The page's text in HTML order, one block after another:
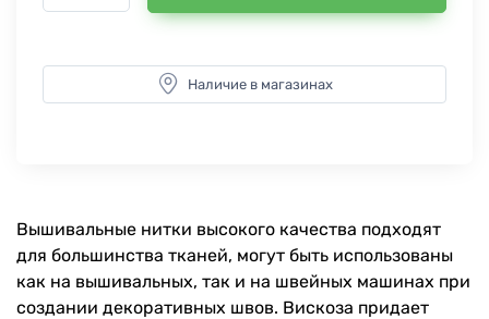
Наличие в магазинах
Вышивальные нитки высокого качества подходят
для большинства тканей, могут быть использованы
как на вышивальных, так и на швейных машинах при
создании декоративных швов. Вискоза придает